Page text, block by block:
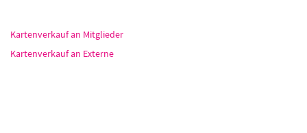
Kartenverkauf an Mitglieder
Kartenverkauf an Externe